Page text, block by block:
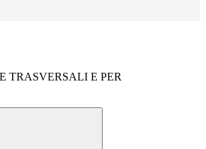
TRASVERSALI E PER